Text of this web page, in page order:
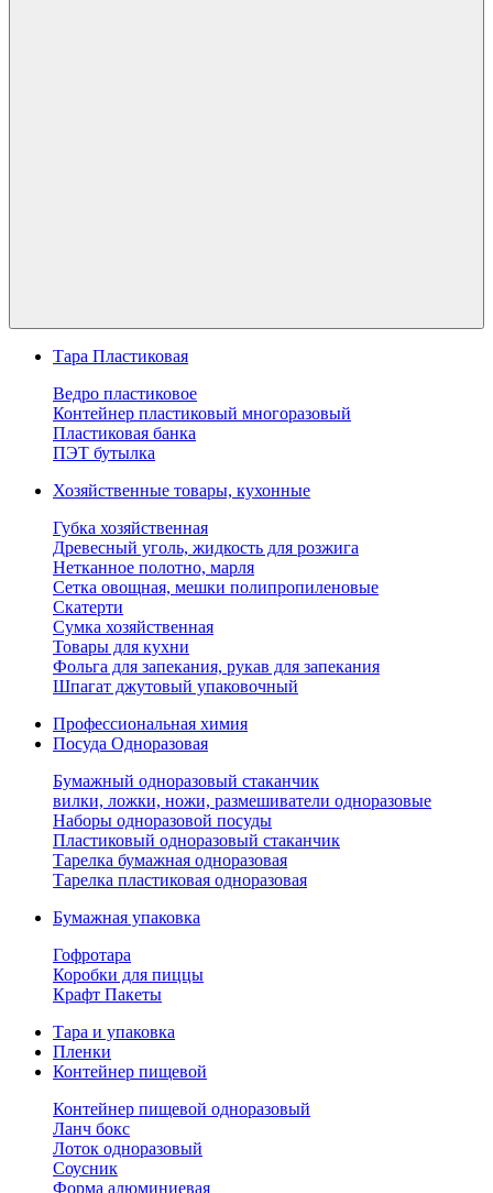
Тара Пластиковая
Ведро пластиковое
Контейнер пластиковый многоразовый
Пластиковая банка
ПЭТ бутылка
Хозяйственные товары, кухонные
Губка хозяйственная
Древесный уголь, жидкость для розжига
Нетканное полотно, марля
Сетка овощная, мешки полипропиленовые
Скатерти
Сумка хозяйственная
Товары для кухни
Фольга для запекания, рукав для запекания
Шпагат джутовый упаковочный
Профессиональная химия
Посуда Одноразовая
Бумажный одноразовый стаканчик
вилки, ложки, ножи, размешиватели одноразовые
Наборы одноразовой посуды
Пластиковый одноразовый стаканчик
Тарелка бумажная одноразовая
Тарелка пластиковая одноразовая
Бумажная упаковка
Гофротара
Коробки для пиццы
Крафт Пакеты
Тара и упаковка
Пленки
Контейнер пищевой
Контейнер пищевой одноразовый
Ланч бокс
Лоток одноразовый
Соусник
Форма алюминиевая